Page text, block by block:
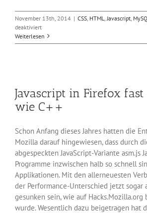
November 13th, 2014 | CSS HTML Javascript
deaktiviertfür
Microsoft-
Framework
Source
Weiterlesen
Javascript in Firefox fast
wie C++
Schon Anfang dieses Jahres hatten die
Mozilla darauf hingewiesen, dass durch
abgespeckten JavaScript-Variante asm.js
Programme inzwischen halb so schnell
Applikationen. Mit den allerneuesten
der Performance-Unterschied jetzt sogar
gesunken sein, wie auf Hacks.Mozilla.org
wurde. Wesentlich dazu beigetragen hat